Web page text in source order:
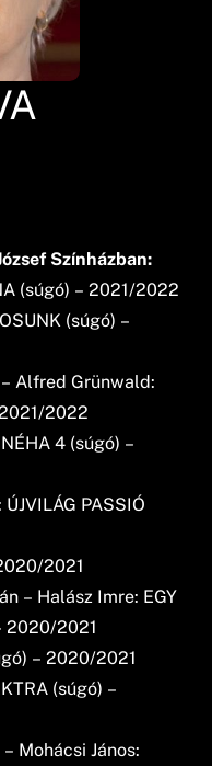
Színházban:
(súgó) – 2021/2022
(súgó) –
Alfred Grünwald:
2022
4 (súgó) –
PASSIÓ
2021
– Halász Imre: EGY
2020/2021
– 2020/2021
(súgó) –
Mohácsi János: